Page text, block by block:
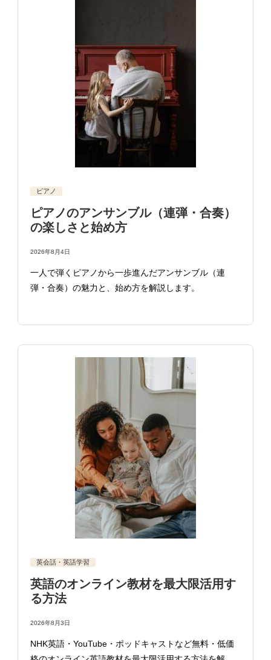
ピアノ
ピアノのアンサンブル（連弾・合奏）
の楽しさと始め方
2026年8月4日
一人で弾くピアノから一歩進んだアンサンブル（連
弾・合奏）の魅力と、始め方を解説します。
英会話・英語学習
英語のオンライン教材を最大限活用す
る方法
2026年8月3日
NHK英語・YouTube・ポッドキャストなど無料・低価